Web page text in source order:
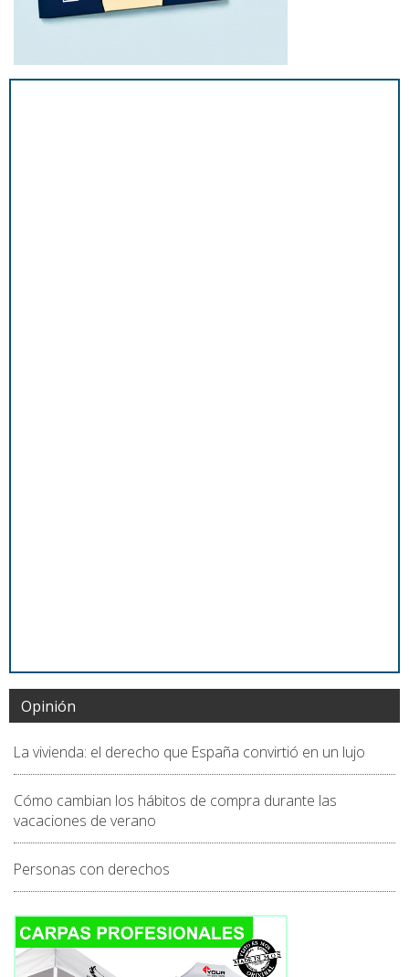
Opinión
La vivienda: el derecho que España convirtió en un lujo
Cómo cambian los hábitos de compra durante las
vacaciones de verano
Personas con derechos